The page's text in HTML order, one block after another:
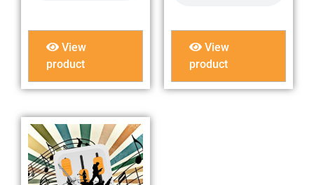
View
product
View
product